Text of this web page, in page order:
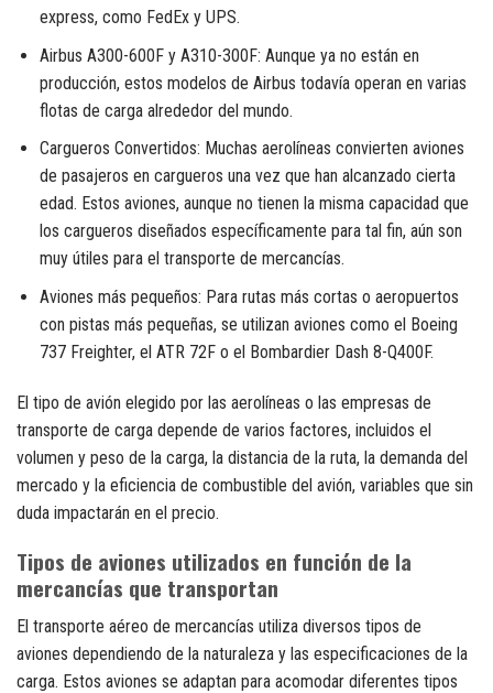
express, como FedEx y UPS.
Airbus A300-600F y A310-300F: Aunque ya no están en
producción, estos modelos de Airbus todavía operan en varias
flotas de carga alrededor del mundo.
Cargueros Convertidos: Muchas aerolíneas convierten aviones
de pasajeros en cargueros una vez que han alcanzado cierta
edad. Estos aviones, aunque no tienen la misma capacidad que
los cargueros diseñados específicamente para tal fin, aún son
muy útiles para el transporte de mercancías.
Aviones más pequeños: Para rutas más cortas o aeropuertos
con pistas más pequeñas, se utilizan aviones como el Boeing
737 Freighter, el ATR 72F o el Bombardier Dash 8-Q400F.
El tipo de avión elegido por las aerolíneas o las empresas de
transporte de carga depende de varios factores, incluidos el
volumen y peso de la carga, la distancia de la ruta, la demanda del
mercado y la eficiencia de combustible del avión, variables que sin
duda impactarán en el precio.
Tipos de aviones utilizados en función de la
mercancías que transportan
El transporte aéreo de mercancías utiliza diversos tipos de
aviones dependiendo de la naturaleza y las especificaciones de la
carga. Estos aviones se adaptan para acomodar diferentes tipos